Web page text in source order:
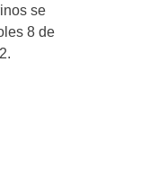
se
8 de